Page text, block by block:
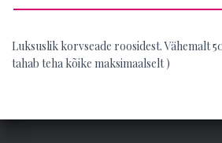
Luksuslik korvseade roosidest. Vähemalt
tahab teha kõike maksimaalselt )